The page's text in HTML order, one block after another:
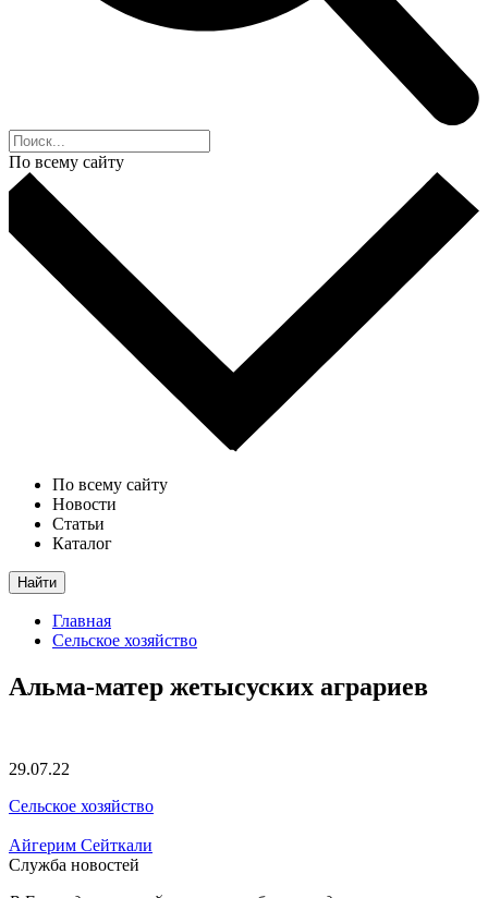
По всему сайту
По всему сайту
Новости
Статьи
Каталог
Найти
Главная
Сельское хозяйство
Альма-матер жетысуских аграриев
29.07.22
Сельское хозяйство
Айгерим Сейткали
Служба новостей